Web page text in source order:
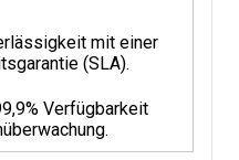
mit einer
(SLA).
Verfügbarkeit